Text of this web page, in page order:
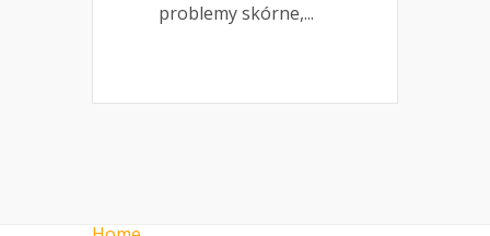
problemy skórne,...